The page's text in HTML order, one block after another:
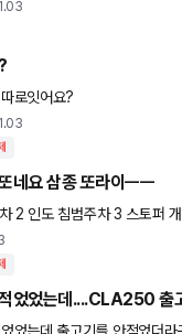
로잇어요?
네요 삼종 또라이ㅡㅡ
스토퍼 개무시 3종또라이네요 이렇게 대지 마라고 공지까지 붙어있
었었는데....CLA250 출
었었는데 출고기를 안적